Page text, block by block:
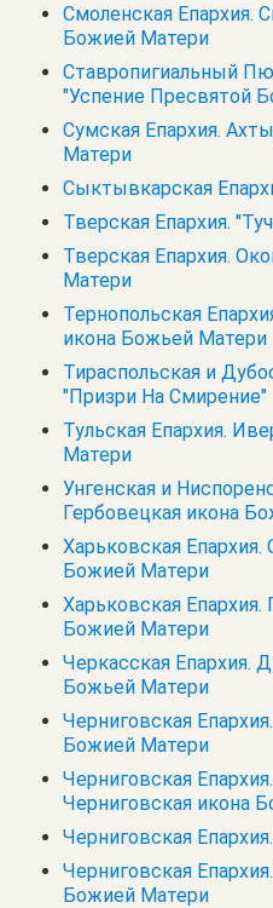
Смоленская Епархия.
Божией Матери
Ставропигиальный
"Успение Пресвятой
Сумская Епархия.
Матери
Сыктывкарская
Тверская Епархия.
Тверская Епархия.
Матери
Тернопольская
икона Божьей Матери
Тираспольская и
"Призри На Смирение"
Тульская Епархия.
Матери
Унгенская и
Гербовецкая икона
Харьковская Епархия.
Божией Матери
Харьковская Епархия.
Божией Матери
Черкасская Епархия.
Божьей Матери
Черниговская
Божией Матери
Черниговская
Черниговская икона
Черниговская
Черниговская
Божией Матери